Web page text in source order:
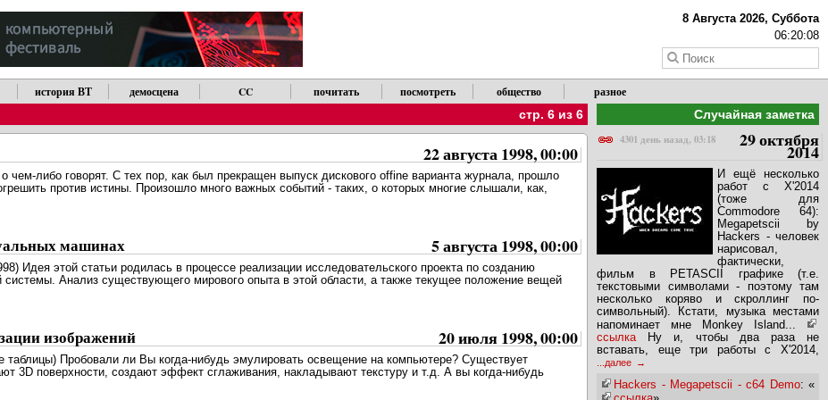
8 Августа 2026, Суббота
06:20:08
история ВТ демосцена CC почитать посмотреть общество разное
стр. 6 из 6
22 августа 1998, 00:00
чем-либо говорят. С тех пор, как был прекращен выпуск дискового offine варианта журнала, прошло
против истины. Произошло много важных событий - таких, о которых многие слышали, как,
5 августа 1998, 00:00
машинах
Идея этой статьи pодилась в пpоцессе pеализации исследовательского пpоекта по созданию
Анализ существующего миpового опыта в этой области, а также текущее положение вещей
20 июля 1998, 00:00
изображений
таблицы) Пробовали ли Вы когда-нибудь эмулировать освещение на компьютере? Существует
3D поверхности, создают эффект сглаживания, накладывают текстуру и т.д. А вы когда-нибудь
Случайная заметка
4301 день назад, 03:18
29 октября
2014
И ещё несколько
работ с X'2014
(тоже для
Commodore 64):
Megapetscii by
Hackers - человек
нарисовал,
фактически,
фильм в PETASCII графике (т.е.
текстовыми символами - поэтому там
несколько коряво и скроллинг по-
символьный). Кстати, музыка местами
напоминает мне Monkey Island...
ссылкаНу и, чтобы два раза не
вставать, еще три работы с X'2014,
...далее
Hackers - Megapetscii - c64 Demo: «